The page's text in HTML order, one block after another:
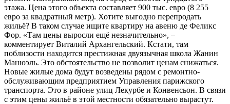
этажа. Цена этого объекта составляет 900 тыс. евро (8 255
евро за квадратный метр). Хотите выгодно перепродать
жильё? В таком случае ищите квартиру на авеню де Феликс
Фор. «Там цены выросли ещё незначительно», –
комментирует Виталий Архангельский. Кстати, там
поблизости находится престижная двуязычная школа Жанин
Манюэль. Это обстоятельство не позволит ценам снижаться.
Новые жилые дома будут возведены рядом с ремонтно-
обслуживающим предприятием Управления парижского
транспорта. Это в районе улиц Лекурбе и Конвенсьон. В связи
с этим цены жильё в этой местности обязательно вырастут.